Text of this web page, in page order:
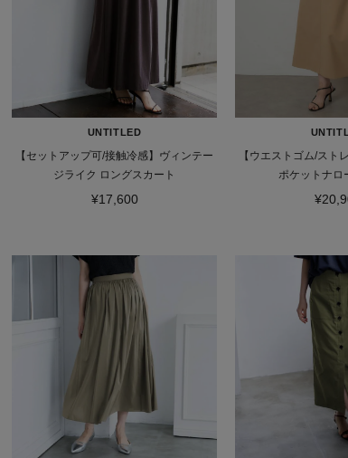
UNTITLED
【セットアップ可/接触冷感】ヴィンテー
ジライク ロングスカート
¥17,600
【ウエストゴム/スト
ポケットナロ